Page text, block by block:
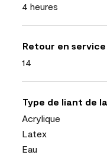
4 heures
Retour en
14
Type de liant de
Acrylique
Latex
Eau